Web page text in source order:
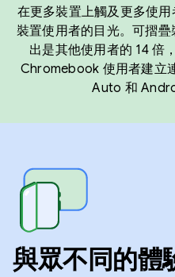
在更多裝置上觸及更多使
裝置使用者的目光。可摺
出是其他使用者的 14 倍
Chromebook 使用者建立
Auto 和
與眾不同的體